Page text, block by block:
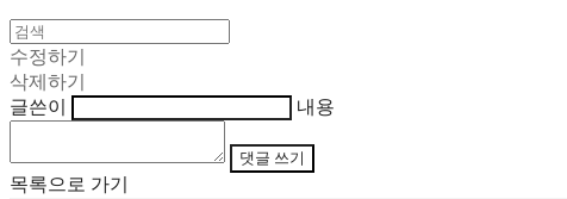
수정하기
삭제하기
글쓴이
내용
댓글 쓰기
목록으로 가기